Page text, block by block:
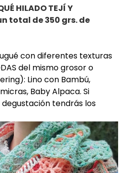
HILADO TEJÍ Y
total de 350 grs. de
con diferentes texturas
del mismo grosor o
Lino con Bambú,
Baby Alpaca. Si
tendrás los